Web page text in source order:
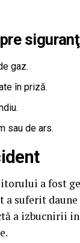
gaz.
în priză.
sau de ars.
a fost
suferit
a izbucnirii